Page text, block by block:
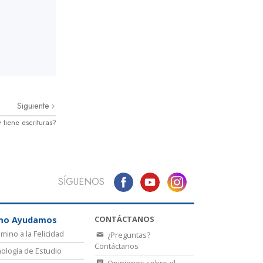
Siguiente
escrituras?
SÍGUENOS
Ayudamos
a la Felicidad
de Estudio
CONTÁCTANOS
¿Preguntas?
Contáctanos